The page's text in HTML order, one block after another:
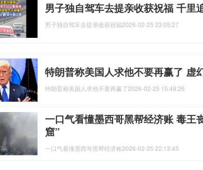
男子独自驾车去提亲收获祝福 千里
男子独自驾车去提亲收获祝福2026-02-25 23:05:27
特朗普称美国人求他不要再赢了 虚
特朗普称美国人求他不要再赢了2026-02-25 15:48:26
一口气看懂墨西哥黑帮经济账 毒王
窟”
一口气看懂墨西哥黑帮经济账2026-02-25 22:13:45